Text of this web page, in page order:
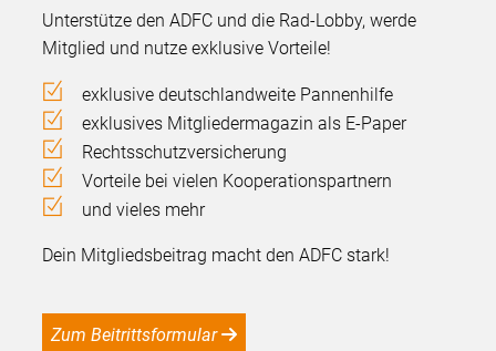
Unterstütze den ADFC und die Rad-Lobby, werde
Mitglied und nutze exklusive Vorteile!
exklusive deutschlandweite Pannenhilfe
exklusives Mitgliedermagazin als E-Paper
Rechtsschutzversicherung
Vorteile bei vielen Kooperationspartnern
und vieles mehr
Dein Mitgliedsbeitrag macht den ADFC stark!
Zum Beitrittsformular